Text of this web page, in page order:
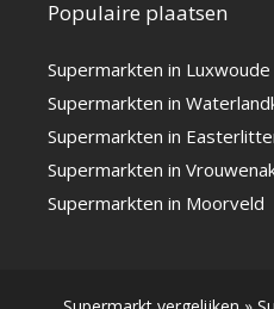
Populaire plaatsen
Supermarkten in Luxwoude
Supermarkten in
Supermarkten in
Supermarkten in
Supermarkten in Moorveld